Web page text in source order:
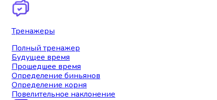
Тренажеры
Полный тренажер
Будущее время
Прошедшее время
Определение биньянов
Определение корня
Повелительное наклонение